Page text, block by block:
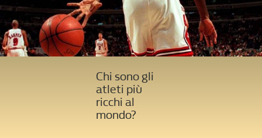
Chi sono gli
atleti più
ricchi al
mondo?